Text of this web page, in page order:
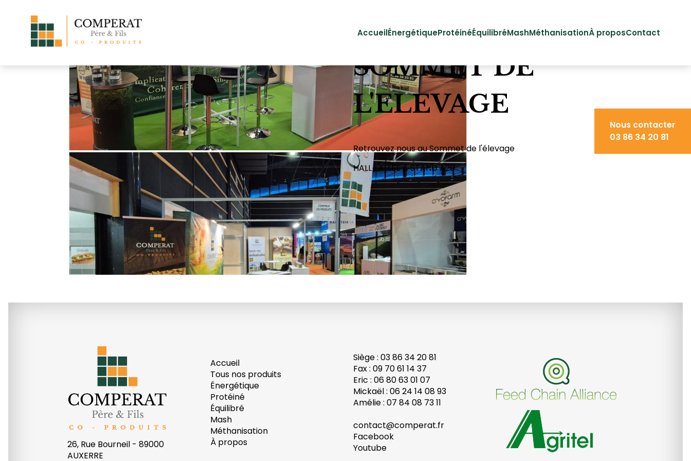
AccueilÉnergétiqueProtéinéÉquilibréMashMéthanisationÀ proposContact
Nous contacter
03 86 34 20 81
Retour aux actualités
SOMMET DE
L'ELEVAGE
Retrouvez nous au Sommet de l'élevage
HALL 1 ALLEE A STAND A20
26, Rue Bourneil - 89000
AUXERRE
Accueil
Tous nos produits
Énergétique
Protéiné
Équilibré
Mash
Méthanisation
À propos
Siège : 03 86 34 20 81
Fax : 09 70 61 14 37
Eric : 06 80 63 01 07
Mickaël : 06 24 14 08 93
Amélie : 07 84 08 73 11
contact@comperat.fr
Facebook
Youtube